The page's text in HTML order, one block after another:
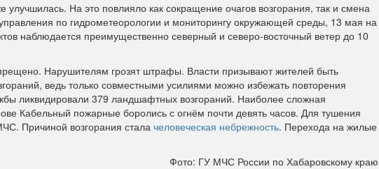
На это повлияло как сокращение очагов возгорания, так и смена
по гидрометеорологии и мониторингу окружающей среды, 13 мая на
наблюдается преимущественно северный и северо-восточный ветер до 10
Нарушителям грозят штрафы. Власти призывают жителей быть
ведь только совместными усилиями можно избежать повторения
ликвидировали 379 ландшафтных возгораний. Наиболее сложная
Кабельный пожарные боролись с огнём почти девять часов. Для тушения
Причиной возгорания стала человеческая небрежность. Перехода на жилые
Фото: ГУ МЧС России по Хабаровскому краю